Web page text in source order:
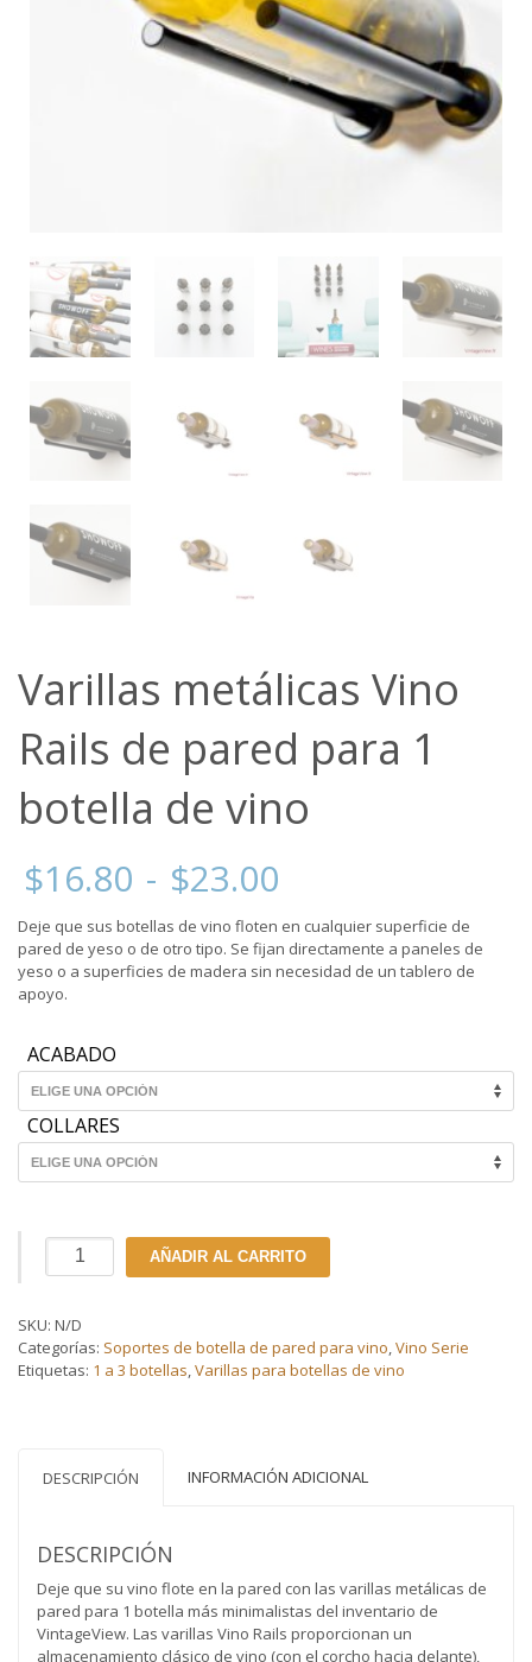
Varillas metálicas Vino
Rails de pared para 1
botella de vino
$16.80 - $23.00
precios:
desde
$16.80
hasta
Deje que sus botellas de vino floten en cualquier superficie de
pared de yeso o de otro tipo. Se fijan directamente a paneles de
yeso o a superficies de madera sin necesidad de un tablero de
apoyo.
ACABADO
COLLARES
Varillas
metálicas
de
pared
para
vino
AÑADIR AL CARRITO
SKU: N/D
Categorías: Soportes de botella de pared para vino,Vino Serie
Etiquetas: 1 a 3 botellas,Varillas para botellas de vino
DESCRIPCIÓN INFORMACIÓN ADICIONAL
DESCRIPCIÓN
Deje que su vino flote en la pared con las varillas metálicas de
pared para 1 botella más minimalistas del inventario de
VintageView. Las varillas Vino Rails proporcionan un
almacenamiento clásico de vino (con el corcho hacia delante),